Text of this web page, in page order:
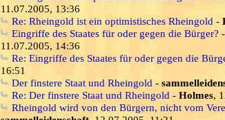
11.07.2005, 13:36
Re: Rheingold ist ein optimistisches Rheingold -
Eingriffe des Staates für oder gegen die Bürger? -
11.07.2005, 14:36
Re: Eingriffe des Staates für oder gegen die
16:51
Der finstere Staat und Rheingold -
Re: Der finstere Staat und Rheingold - Holmes,
Rheingold wird von den Bürgern, nicht vom